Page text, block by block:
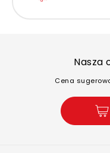
Nasza
Cena